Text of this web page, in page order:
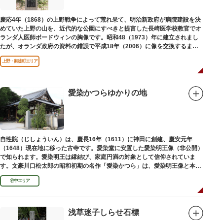
慶応4年（1868）の上野戦争によって荒れ果て、明治新政府が病院建設を決
めていた上野の山を、近代的な公園にすべきと提言した長崎医学校教官でオ
ランダ人医師ボードウィンの胸像です。昭和48（1973）年に建立されまし
たが、オランダ政府の資料の錯誤で平成18年（2006）に像を交換するまで
は博士の弟の像でした。
上野・御徒町エリア
愛染かつらゆかりの地
自性院（じしょういん）は、慶長16年（1611）に神田に創建、慶安元年
（1648）現在地に移った古寺です。愛染堂に安置した愛染明王像（非公開）
で知られます。愛染明王は縁結び、家庭円満の対象として信仰されていま
す。文豪川口松太郎の昭和初期の名作「愛染かつら」は、愛染明王像と本堂
前にあった桂の古木にヒントを得た作品だといわれます。
谷中エリア
浅草迷子しらせ石標